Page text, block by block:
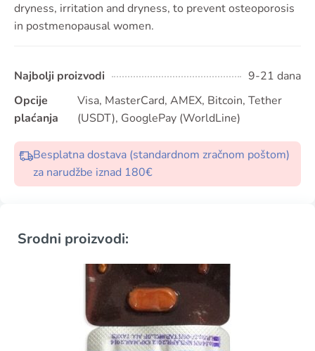
dryness, irritation and dryness, to prevent osteoporosis
in postmenopausal women.
Najbolji proizvodi
9-21 dana
Opcije
plaćanja
Visa, MasterCard, AMEX, Bitcoin, Tether
(USDT), GooglePay (WorldLine)
Besplatna dostava (standardnom zračnom poštom)
za narudžbe iznad 180€
Srodni proizvodi: